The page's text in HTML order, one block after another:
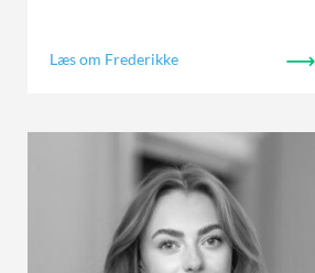
Læs om Frederikke